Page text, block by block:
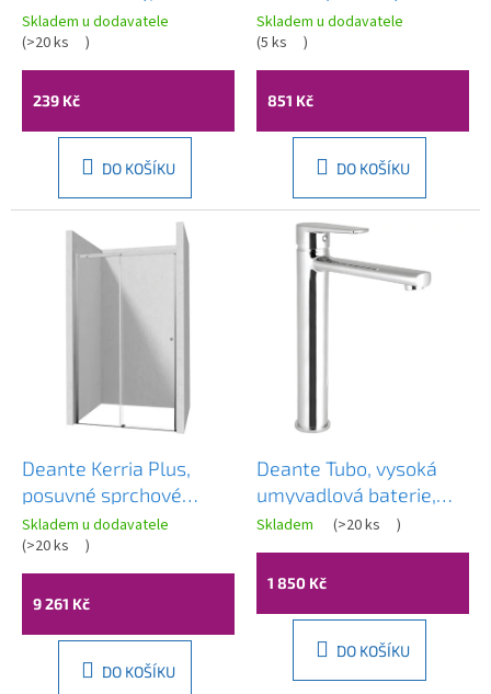
nástěnný, měděný -
70A16851-45
Skladem u dodavatele
(>20 ks )
239 Kč
DO KOŠÍKU
560x98mm, černá
matná, HG560
Skladem u dodavatele
(5 ks )
851 Kč
DO KOŠÍKU
Deante Kerria Plus,
posuvné sprchové
dveře 120x200 cm,
6mm čiré sklo,
chromový profil, DEA-
KTSP012P
Skladem u dodavatele
(>20 ks )
9 261 Kč
DO KOŠÍKU
Deante Tubo, vysoká
umyvadlová baterie,
chromová, DEA-
BUT_020K
Skladem (>20 ks )
1 850 Kč
DO KOŠÍKU